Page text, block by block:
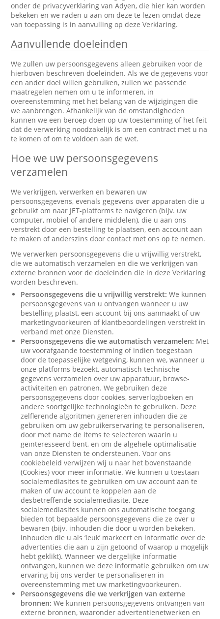
onder de privacyverklaring van Adyen, die hier kan worden
bekeken en we raden u aan om deze te lezen omdat deze
van toepassing is in aanvulling op deze Verklaring.
Aanvullende doeleinden
We zullen uw persoonsgegevens alleen gebruiken voor de
hierboven beschreven doeleinden. Als we de gegevens voor
een ander doel willen gebruiken, zullen we passende
maatregelen nemen om u te informeren, in
overeenstemming met het belang van de wijzigingen die
we aanbrengen. Afhankelijk van de omstandigheden
kunnen we een beroep doen op uw toestemming of het feit
dat de verwerking noodzakelijk is om een contract met u na
te komen of om te voldoen aan de wet.
Hoe we uw persoonsgegevens
verzamelen
We verkrijgen, verwerken en bewaren uw
persoonsgegevens, evenals gegevens over apparaten die u
gebruikt om naar JET-platforms te navigeren (bijv. uw
computer, mobiel of andere middelen), die u aan ons
verstrekt door een bestelling te plaatsen, een account aan
te maken of anderszins door contact met ons op te nemen.
We verwerken persoonsgegevens die u vrijwillig verstrekt,
die we automatisch verzamelen en die we verkrijgen van
externe bronnen voor de doeleinden die in deze Verklaring
worden beschreven.
Persoonsgegevens die u vrijwillig verstrekt: We kunnen
persoonsgegevens van u ontvangen wanneer u uw
bestelling plaatst, een account bij ons aanmaakt of uw
marketingvoorkeuren of klantbeoordelingen verstrekt in
verband met onze Diensten.
Persoonsgegevens die we automatisch verzamelen: Met
uw voorafgaande toestemming of indien toegestaan
door de toepasselijke wetgeving, kunnen we, wanneer u
onze platforms bezoekt, automatisch technische
gegevens verzamelen over uw apparatuur, browse-
activiteiten en patronen. We gebruiken deze
persoonsgegevens door cookies, serverlogboeken en
andere soortgelijke technologieën te gebruiken. Deze
zelflerende algoritmen genereren inhouden die ze
gebruiken om uw gebruikerservaring te personaliseren,
door met name de items te selecteren waarin u
geïnteresseerd bent, en om de algehele optimalisatie
van onze Diensten te ondersteunen. Voor ons
cookiebeleid verwijzen wij u naar het bovenstaande
(Cookies) voor meer informatie. We kunnen u toestaan
socialemediasites te gebruiken om uw account aan te
maken of uw account te koppelen aan de
desbetreffende socialemediasite. Deze
socialemediasites kunnen ons automatische toegang
bieden tot bepaalde persoonsgegevens die ze over u
bewaren (bijv. inhouden die door u worden bekeken,
inhouden die u als ‘leuk’ markeert en informatie over de
advertenties die aan u zijn getoond of waarop u mogelijk
hebt geklikt). Wanneer we dergelijke informatie
ontvangen, kunnen we deze informatie gebruiken om uw
ervaring bij ons verder te personaliseren in
overeenstemming met uw marketingvoorkeuren.
Persoonsgegevens die we verkrijgen van externe
bronnen: We kunnen persoonsgegevens ontvangen van
externe bronnen, waaronder advertentienetwerken en